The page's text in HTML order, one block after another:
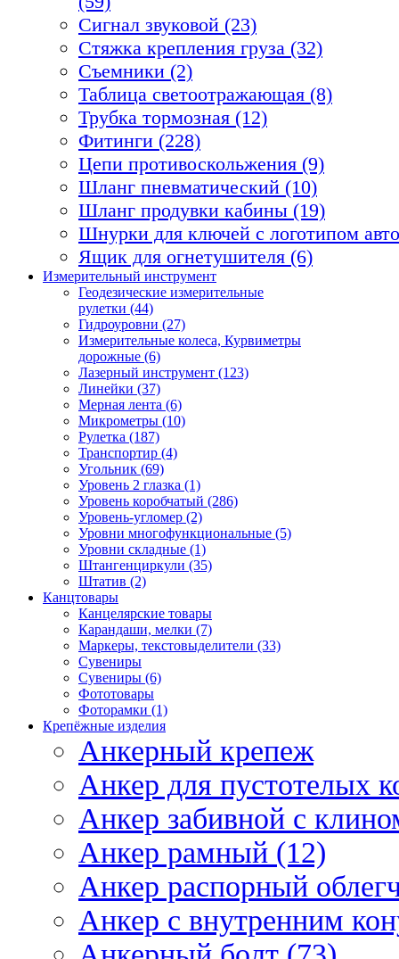
Сигнал звуковой (23)
Стяжка крепления груза (32)
Съемники (2)
Таблица светоотражающая (8)
Трубка тормозная (12)
Фитинги (228)
Цепи противоскольжения (9)
Шланг пневматический (10)
Шланг продувки кабины (19)
Шнурки для ключей с логотипом
Ящик для огнетушителя (6)
Измерительный инструмент
Геодезические измерительные
рулетки (44)
Гидроуровни (27)
Измерительные колеса, Курвиметры
дорожные (6)
Лазерный инструмент (123)
Линейки (37)
Мерная лента (6)
Микрометры (10)
Рулетка (187)
Транспортир (4)
Угольник (69)
Уровень 2 глазка (1)
Уровень коробчатый (286)
Уровень-угломер (2)
Уровни многофункциональные (5)
Уровни складные (1)
Штангенциркули (35)
Штатив (2)
Канцтовары
Канцелярские товары
Карандаши, мелки (7)
Маркеры, текстовыделители (33)
Сувениры
Сувениры (6)
Фототовары
Фоторамки (1)
Крепёжные изделия
Анкерный крепеж
Анкер для пустотелых
Анкер забивной с
Анкер рамный (12)
Анкер распорный
Анкер с внутренним